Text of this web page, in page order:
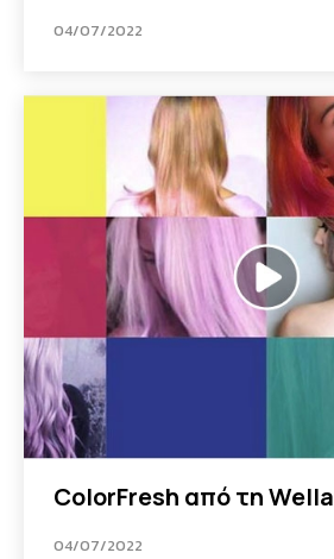
04/07/2022
ColorFresh από τη Wella
04/07/2022